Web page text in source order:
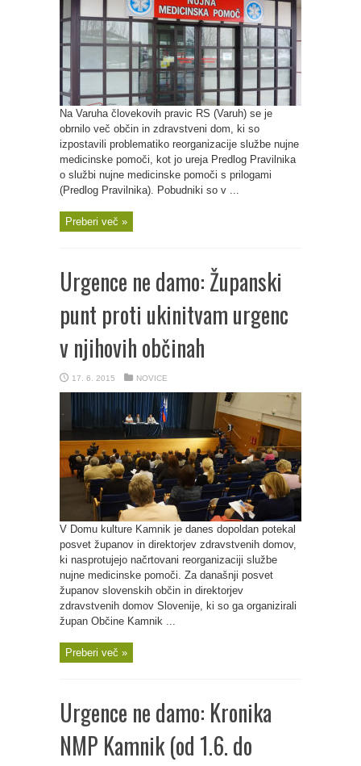
Na Varuha človekovih pravic RS (Varuh) se je
obrnilo več občin in zdravstveni dom, ki so
izpostavili problematiko reorganizacije službe nujne
medicinske pomoči, kot jo ureja Predlog Pravilnika
o službi nujne medicinske pomoči s prilogami
(Predlog Pravilnika). Pobudniki so v ...
Preberi več »
Urgence ne damo: Županski
punt proti ukinitvam urgenc
v njihovih občinah
17. 6. 2015 NOVICE
V Domu kulture Kamnik je danes dopoldan potekal
posvet županov in direktorjev zdravstvenih domov,
ki nasprotujejo načrtovani reorganizaciji službe
nujne medicinske pomoči. Za današnji posvet
županov slovenskih občin in direktorjev
zdravstvenih domov Slovenije, ki so ga organizirali
župan Občine Kamnik ...
Preberi več »
Urgence ne damo: Kronika
NMP Kamnik (od 1.6. do